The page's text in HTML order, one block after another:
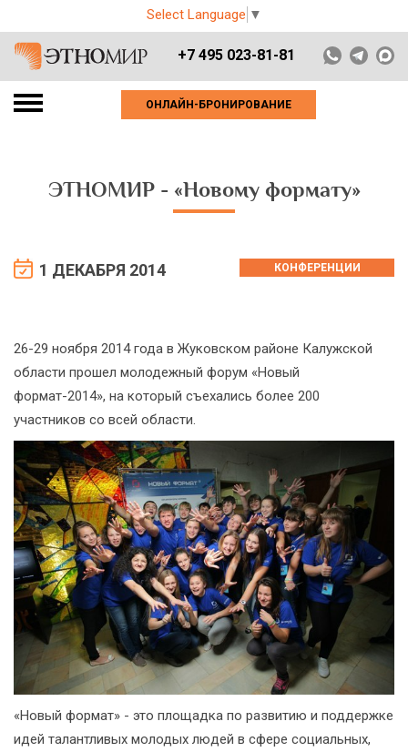
Select Language ▼
+7 495 023-81-81
ОНЛАЙН-БРОНИРОВАНИЕ
ЭТНОМИР - «Новому формату»
1 ДЕКАБРЯ 2014 КОНФЕРЕНЦИИ
26-29 ноября 2014 года в Жуковском районе Калужской
области прошел молодежный форум «Новый
формат-2014», на который съехались более 200
участников со всей области.
«Новый формат» - это площадка по развитию и поддержке
идей талантливых молодых людей в сфере социальных,